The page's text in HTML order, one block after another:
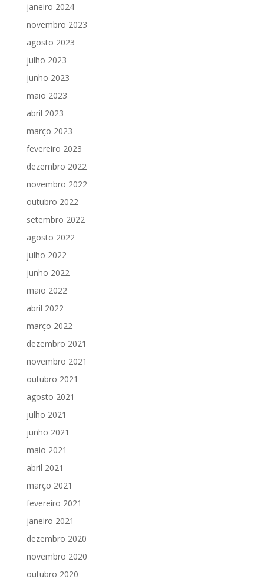
janeiro 2024
novembro 2023
agosto 2023
julho 2023
junho 2023
maio 2023
abril 2023
março 2023
fevereiro 2023
dezembro 2022
novembro 2022
outubro 2022
setembro 2022
agosto 2022
julho 2022
junho 2022
maio 2022
abril 2022
março 2022
dezembro 2021
novembro 2021
outubro 2021
agosto 2021
julho 2021
junho 2021
maio 2021
abril 2021
março 2021
fevereiro 2021
janeiro 2021
dezembro 2020
novembro 2020
outubro 2020